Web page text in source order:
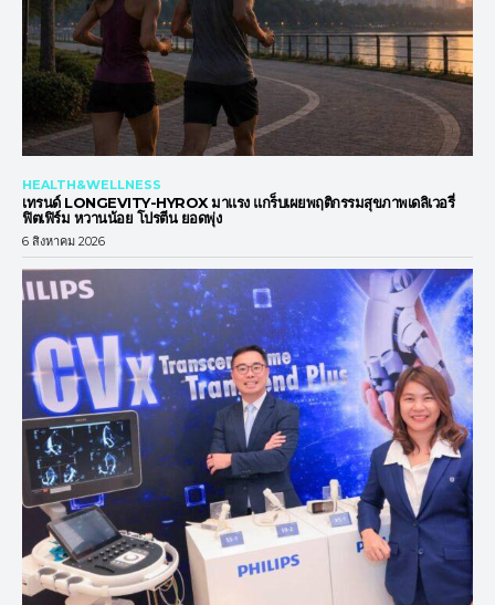
HEALTH&WELLNESS
เทรนด์ LONGEVITY-HYROX มาแรง แกร็บเผยพฤติกรรมสุขภาพเดลิเวอรี่
ฟิตเฟิร์ม หวานน้อย โปรตีน ยอดพุ่ง
6 สิงหาคม 2026